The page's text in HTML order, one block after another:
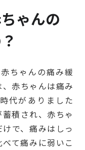
ゃんの
ちゃんの痛み緩
赤ちゃんは痛み
代がありました
積され、赤ちゃ
で、痛みはしっ
て痛みに弱いこ